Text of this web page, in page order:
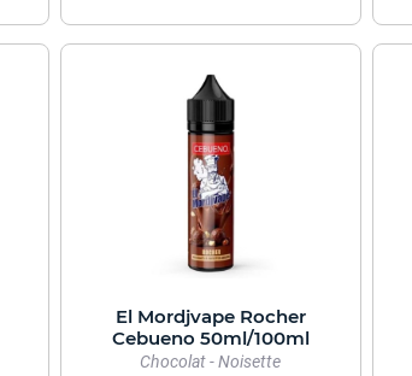
El Mordjvape Rocher
Cebueno 50ml/100ml
Chocolat - Noisette